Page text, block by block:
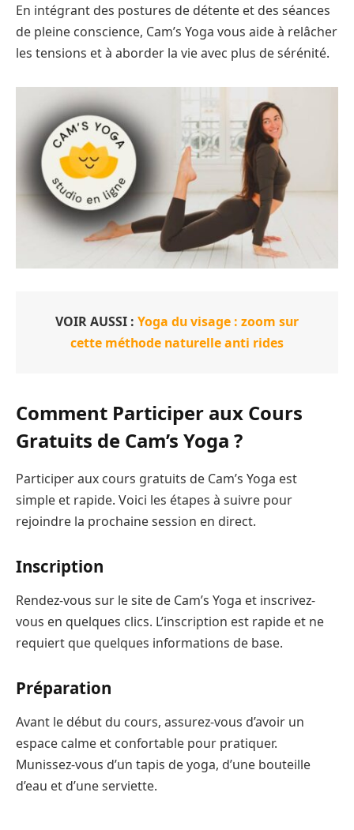
En intégrant des postures de détente et des séances
de pleine conscience, Cam’s Yoga vous aide à relâcher
les tensions et à aborder la vie avec plus de sérénité.
VOIR AUSSI : Yoga du visage : zoom sur
cette méthode naturelle anti rides
Comment Participer aux Cours
Gratuits de Cam’s Yoga ?
Participer aux cours gratuits de Cam’s Yoga est
simple et rapide. Voici les étapes à suivre pour
rejoindre la prochaine session en direct.
Inscription
Rendez-vous sur le site de Cam’s Yoga et inscrivez-
vous en quelques clics. L’inscription est rapide et ne
requiert que quelques informations de base.
Préparation
Avant le début du cours, assurez-vous d’avoir un
espace calme et confortable pour pratiquer.
Munissez-vous d’un tapis de yoga, d’une bouteille
d’eau et d’une serviette.